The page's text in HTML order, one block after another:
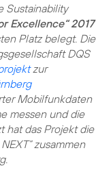
Sustainability
Excellence“ 2017
Platz belegt. Die
DQS
zur
Mobilfunkdaten
messen und die
hat das Projekt die
zusammen